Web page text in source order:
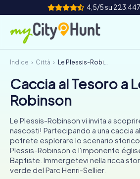
4,5/5 su
Come funziona
Città
Team Building
Biglietti
Indice Città Le Plessis-Robinson
Caccia al Tesoro a
Robinson
Le Plessis-Robinson vi invita a
nascosti! Partecipando a una caccia
potrete esplorare lo scenario
Plessis-Robinson e l'imponente
Baptiste. Immergetevi nella ricca
verde del Parc Henri-Sellier.